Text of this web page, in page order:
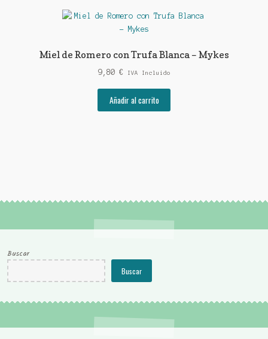
Miel de Romero con Trufa Blanca – Mykes
9,80 € IVA Incluido
Añadir al carrito
Buscar
Buscar